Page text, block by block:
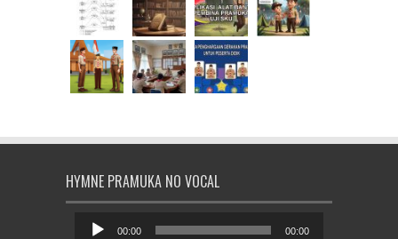
HYMNE PRAMUKA NO VOCAL
Audio
00:00 00:00